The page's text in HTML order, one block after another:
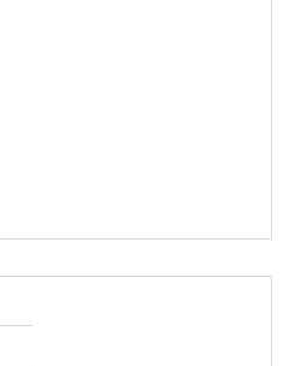
經夏令營
童事工將於6月24日至7月1